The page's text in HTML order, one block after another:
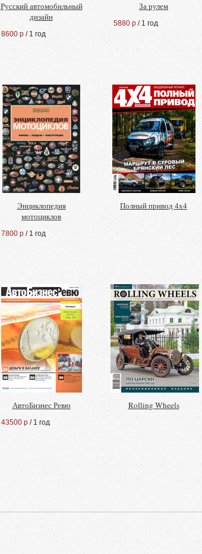
Русский автомобильный
дизайн
8600 р / 1 год
За рулем
5880 р / 1 год
Энциклопедия
мотоциклов
7800 р / 1 год
Полный привод 4х4
АвтоБизнес Ревю
43500 р / 1 год
Rolling Wheels